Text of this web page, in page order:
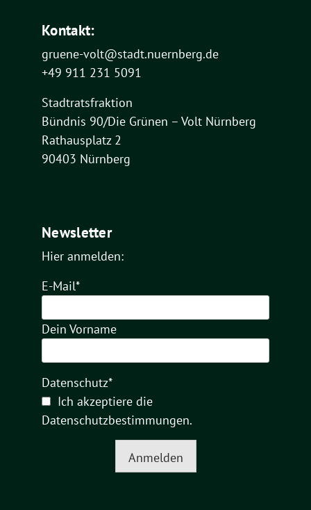
Kontakt:
gruene-volt@stadt.nuernberg.de
+49 911 231 5091
Stadtratsfraktion
Bündnis 90/Die Grünen – Volt Nürnberg
Rathausplatz 2
90403 Nürnberg
Newsletter
Hier anmelden:
E-Mail*
Dein Vorname
Datenschutz*
Ich akzeptiere die
Datenschutzbestimmungen.
Anmelden